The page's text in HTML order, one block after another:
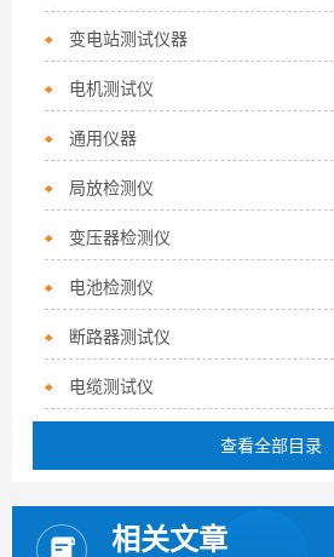
变电站测试仪器
电机测试仪
通用仪器
局放检测仪
变压器检测仪
电池检测仪
断路器测试仪
电缆测试仪
查看全部目录
相关文章